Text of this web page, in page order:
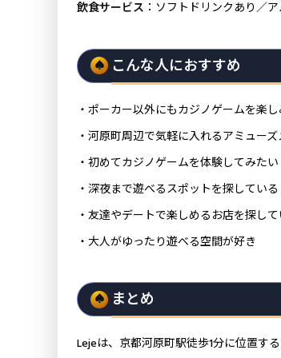
飲食サービス ：ソフトドリンクあり／
こんな人におすすめ
・ポーカー以外にもカジノゲームを楽
・河原町周辺で気軽に入れるアミュー
・初めてカジノゲームを体験してみたい
・深夜まで遊べるスポットを探している
・友達やデートで楽しめるお店を探して
・大人がゆったり遊べる空間が好き
まとめ
Lejeは、京都河原町駅徒歩1分に位置す